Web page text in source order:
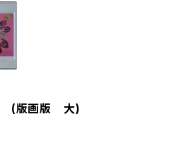
(版画版 大)